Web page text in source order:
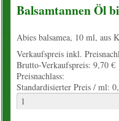
Balsamtannen Öl
Abies balsamea, 10 ml, aus
Verkaufspreis inkl.
Brutto-Verkaufspreis: 9,70 €
Preisnachlass:
Standardisierter Preis / ml: